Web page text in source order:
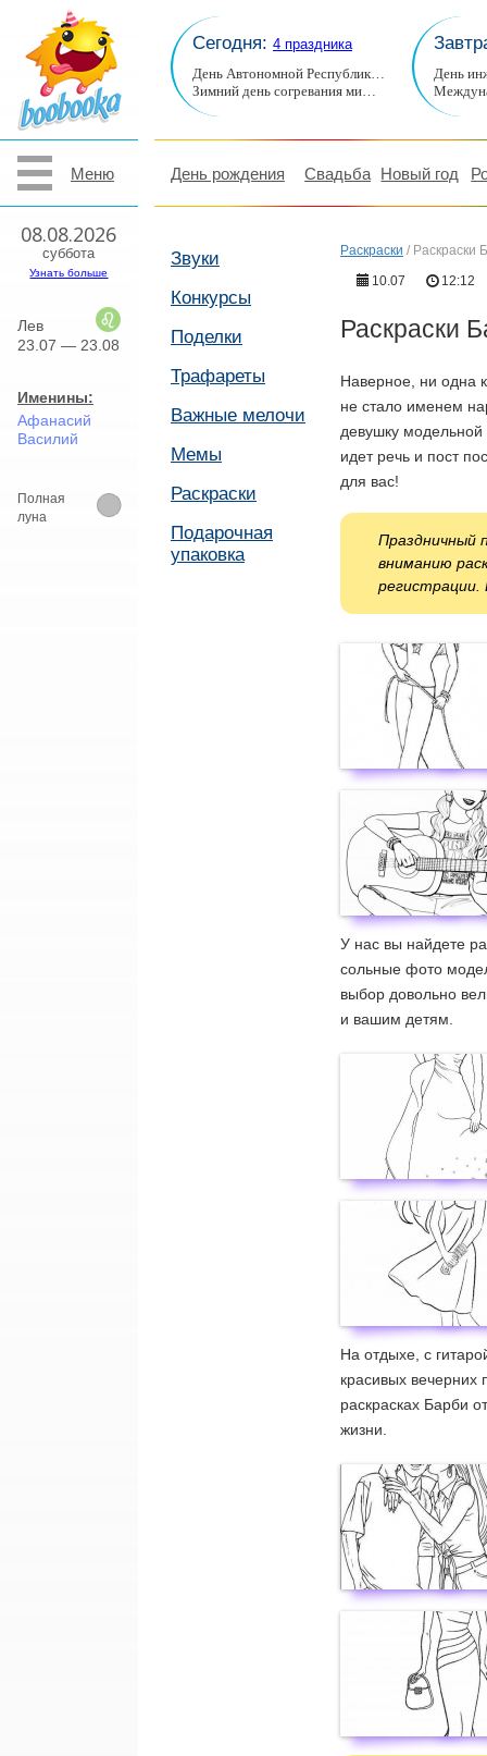
Меню
08.08.2026
суббота
Узнать больше
Лев
23.07 — 23.08
Именины:
Афанасий
Василий
Полная
луна
Сегодня: 4 праздника
День Автономной Республик…
Зимний день согревания ми…
День
День рождения Свадьба Новый год
Звуки
Конкурсы
Поделки
Трафареты
Важные мелочи
Мемы
Раскраски
Подарочная
упаковка
Раскраски / Раскраски
10.07
12:12
Раскраски
Наверное, ни одна
не стало именем
девушку
идет речь и пост
для вас!
Праздничный
вниманию
регистрации.
У нас вы найдете
сольные фото
выбор довольно
и вашим детям.
На отдыхе, с
красивых вечерних
раскрасках Барби
жизни.